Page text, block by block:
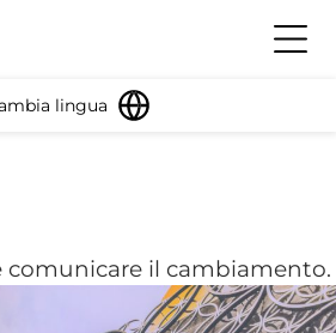
lingua
comunicare il cambiamento.